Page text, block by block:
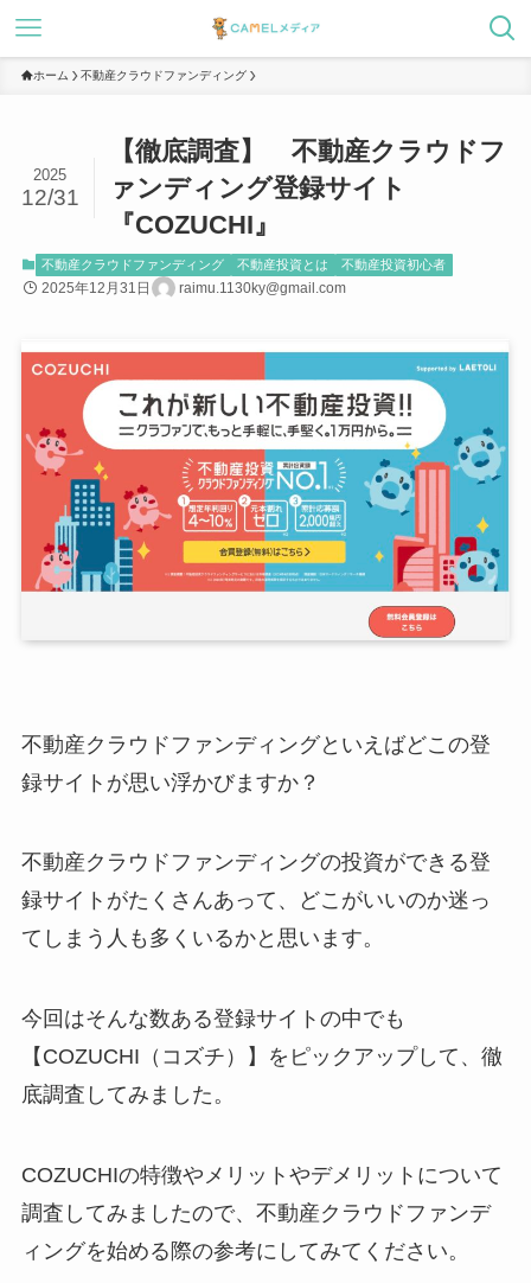
ホーム 不動産クラウドファンディング
【徹底調査】 不動産クラウドフ
ァンディング登録サイト
『COZUCHI』
2025
12/31
不動産クラウドファンディング 不動産投資とは 不動産投資初心者
2025年12月31日 raimu.1130ky@gmail.com
不動産クラウドファンディングといえばどこの登
録サイトが思い浮かびますか？
不動産クラウドファンディングの投資ができる登
録サイトがたくさんあって、どこがいいのか迷っ
てしまう人も多くいるかと思います。
今回はそんな数ある登録サイトの中でも
【COZUCHI（コズチ）】をピックアップして、徹
底調査してみました。
COZUCHIの特徴やメリットやデメリットについて
調査してみましたので、不動産クラウドファンデ
ィングを始める際の参考にしてみてください。